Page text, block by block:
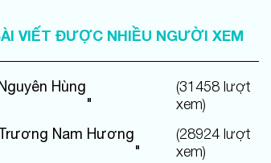
VIẾT ĐƯỢC NHIỀU NGƯỜI XEM
Hùng
"
(31458lượt
xem)
Nam Hương
"
(28924lượt
xem)